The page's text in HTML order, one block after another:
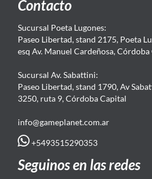
Contacto
Sucursal Poeta Lugones:
Paseo Libertad, stand 2175, Poeta
esq Av. Manuel Cardeñosa,
Sucursal Av. Sabattini:
Paseo Libertad, stand 1790, Av
3250, ruta 9, Córdoba Capital
info@gameplanet.com.ar
+5493515290353
Seguinos en las redes